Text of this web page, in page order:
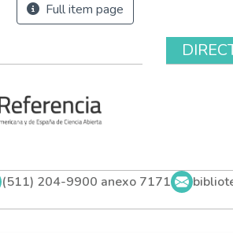
Full item page
(511) 204-9900 anexo 7171